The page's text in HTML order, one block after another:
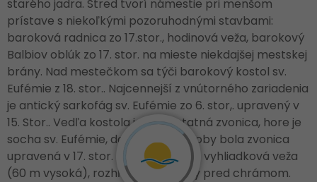
starého jadra. Stred tvorí námestie pri menšom
prístave s niekoľkými pozoruhodnými stavbami:
baroková radnica zo 17.stor., hodinová veža, barokový
Balbiov oblúk zo 17. stor. na mieste niekdajšej mestskej
brány. Nad mestečkom sa týči barokový kostol sv.
Eufémie z 18. stor.. Najcennejší z vnútorného zariadenia
je antický sarkofág sv. Eufémie zo 6. stor,. upravený v
15. Stor.. Vedľa kostola je samostatná zvonica, hore je
socha sv. Eufémie, do dnešnej podoby bola zvonica
upravená v 17. stor. a slúži dnes ako vyhliadková veža
(60 m vysoká), rozhľad je i z terasy pred chrámom.